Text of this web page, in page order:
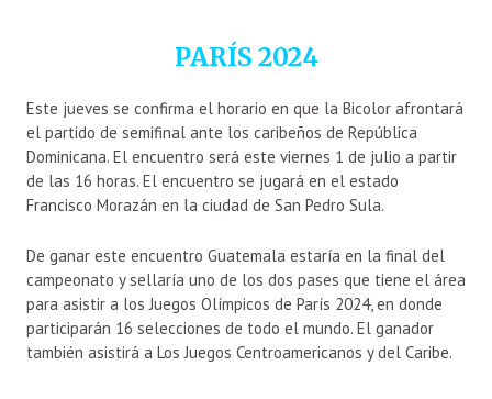
PARÍS 2024
Este jueves se confirma el horario en que la Bicolor afrontará
el partido de semifinal ante los caribeños de República
Dominicana. El encuentro será este viernes 1 de julio a partir
de las 16 horas. El encuentro se jugará en el estado
Francisco Morazán en la ciudad de San Pedro Sula.
De ganar este encuentro Guatemala estaría en la final del
campeonato y sellaría uno de los dos pases que tiene el área
para asistir a los Juegos Olímpicos de París 2024, en donde
participarán 16 selecciones de todo el mundo. El ganador
también asistirá a Los Juegos Centroamericanos y del Caribe.